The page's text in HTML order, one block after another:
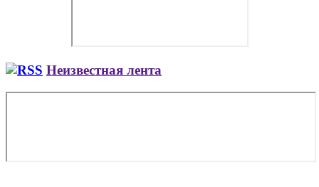
Неизвестная лента